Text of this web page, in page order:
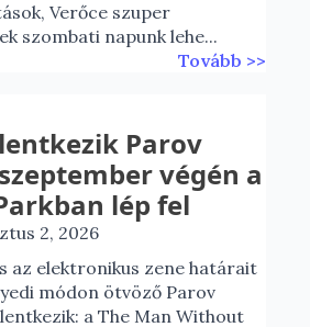
Verőce szuper
szombati napunk lehe...
Tovább >>
Parov
végén a
lép fel
2, 2026
az elektronikus zene határait
módon ötvöző Parov
a The Man Without